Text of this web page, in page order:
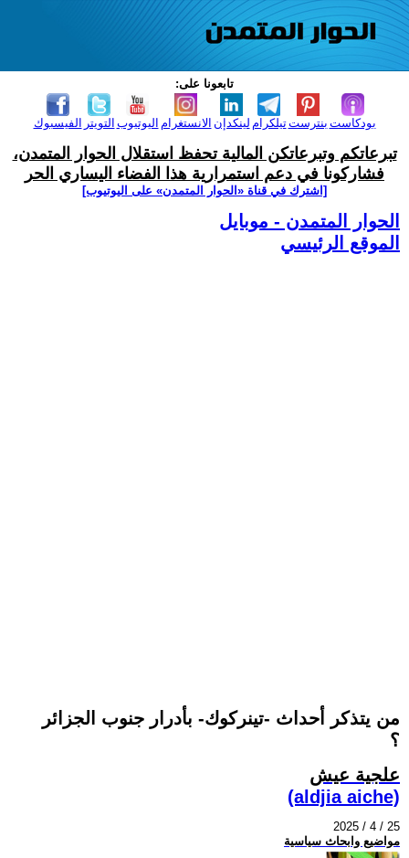
تابعونا على:
الفيسبوك التويتر اليوتيوب الانستغرام لينكدإن تيلكرامبنترست بودكاست
تبرعاتكم وتبرعاتكن المالية تحفظ استقلال الحوار المتمدن،
فشاركونا في دعم استمرارية هذا الفضاء اليساري الحر
[اشترك في قناة ‫«الحوار المتمدن» على اليوتيوب]
الحوار المتمدن - موبايل
الموقع الرئيسي
من يتذكر أحداث -تينركوك- بأدرار جنوب الجزائر
؟
علجية عيش
(aldjia aiche)
2025 / 4 / 25
مواضيع وابحاث سياسية